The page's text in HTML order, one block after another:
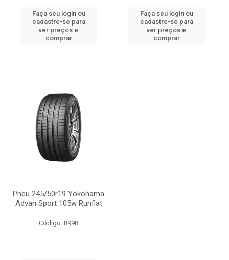
Faça seu login ou
cadastre-se para
ver preços e
comprar
Faça seu login ou
cadastre-se para
ver preços e
comprar
Pneu 245/50r19 Yokohama
Advan Sport 105w Runflat
Código: 8998